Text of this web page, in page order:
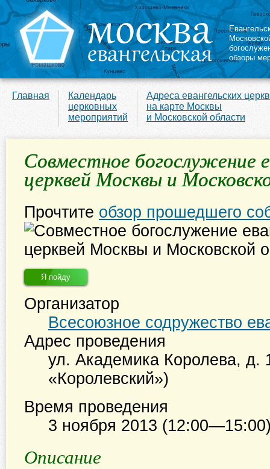
обзоры
Главная
Календарь
церковных
мероприятий
Адреса евангельских
на карте Москвы
и Московской области
Совместное богослужение
церквей Москвы и
Прочтите обзор прошедшего
Я пойду
Организатор
Всесоюзное содружество
Адрес проведения
ул. Академика Королева, д.
«Королевский»)
Время проведения
3 ноября 2013
Описание